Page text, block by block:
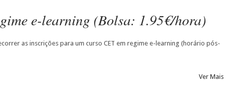
e-learning (Bolsa: 1.95€/hora)
as inscrições para um curso CET em regime e-learning (horário pós-
Ver Mais